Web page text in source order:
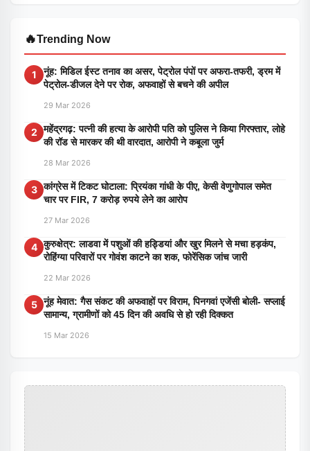
🔥Trending Now
1
नूंह: मिडिल ईस्ट तनाव का असर, पेट्रोल पंपों पर अफरा-तफरी, ड्रम में
पेट्रोल-डीजल देने पर रोक, अफवाहों से बचने की अपील
29 Mar 2026
2
महेंद्रगढ़: पत्नी की हत्या के आरोपी पति को पुलिस ने किया गिरफ्तार, लोहे
की रॉड से मारकर की थी वारदात, आरोपी ने कबूला जुर्म
28 Mar 2026
3 कांग्रेस में टिकट घोटाला: प्रियंका गांधी के पीए, केसी वेणुगोपाल समेत
चार पर FIR, 7 करोड़ रुपये लेने का आरोप
27 Mar 2026
4 कुरुक्षेत्र: लाडवा में पशुओं की हड्डियां और खुर मिलने से मचा हड़कंप,
रोहिंग्या परिवारों पर गोवंश काटने का शक, फोरेंसिक जांच जारी
22 Mar 2026
5 नूंह मेवात: गैस संकट की अफवाहों पर विराम, पिनगवां एजेंसी बोली- सप्लाई
सामान्य, ग्रामीणों को 45 दिन की अवधि से हो रही दिक्कत
15 Mar 2026